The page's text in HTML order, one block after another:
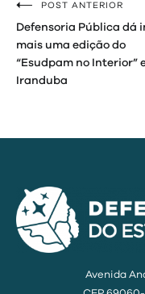
Navegação
de
Post
POST ANTERIOR
Defensoria Pública dá
mais uma edição do
“Esudpam no Interior”
Iranduba
Avenida